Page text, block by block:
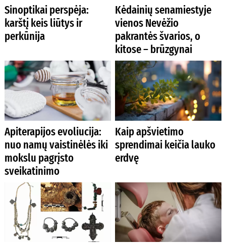
Sinoptikai perspėja:
karštį keis liūtys ir
perkūnija
Kėdainių senamiestyje
vienos Nevėžio
pakrantės švarios, o
kitose – brūzgynai
Apiterapijos evoliucija:
nuo namų vaistinėlės iki
mokslu pagrįsto
sveikatinimo
Kaip apšvietimo
sprendimai keičia lauko
erdvę